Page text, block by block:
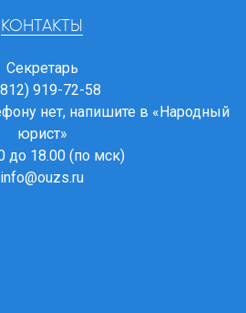
КОНТАКТЫ
Секретарь
919-72-58
нет, напишите в «Народный
юрист»
до 18.00 (по мск)
info@ouzs.ru